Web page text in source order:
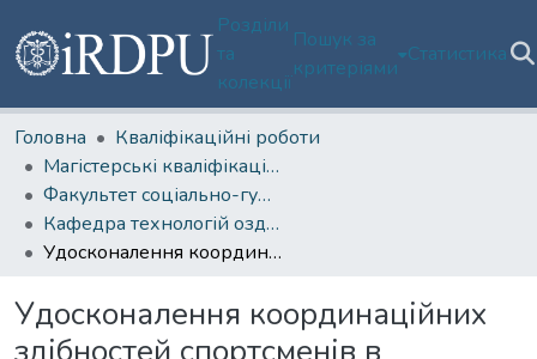
Розділи
та
колекції
Пошук за
критеріями
Статистика
Головна
Кваліфікаційні роботи
Магістерські кваліфікаційні роботи
Факультет соціально-гуманітарних технологій, спорту та реабілітації
Кафедра технологій оздоровлення та фізкультурно-спортивної реабілітації
Удосконалення координаційних здібностей спортсменів в командно-ігрових видах спорту на етапі спортивної спеціалізації.
Удосконалення координаційних